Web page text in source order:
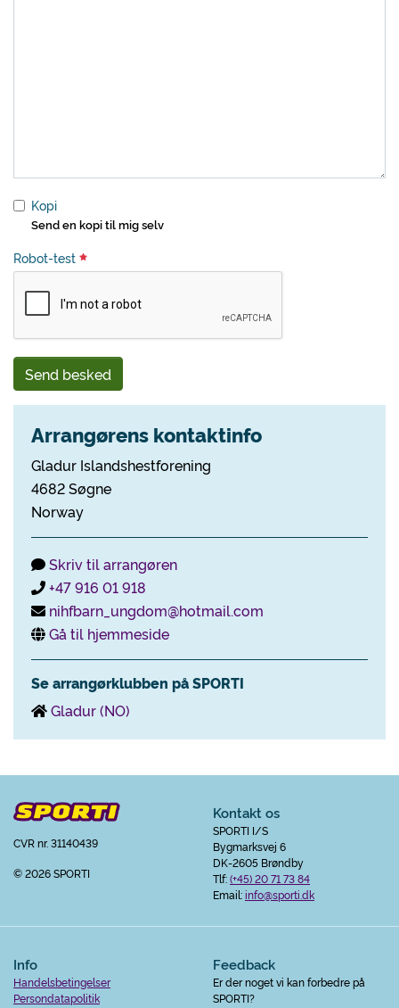
Kopi
Send en kopi til mig selv
Robot-test
Send besked
Arrangørens kontaktinfo
Gladur Islandshestforening
4682 Søgne
Norway
Skriv til arrangøren
+47 916 01 918
nihfbarn_ungdom@hotmail.com
Gå til hjemmeside
Se arrangørklubben på SPORTI
Gladur (NO)
CVR nr. 31140439
© 2026 SPORTI
Kontakt os
SPORTI I/S
Bygmarksvej 6
DK-2605 Brøndby
Tlf:(+45) 20 71 73 84
Email:info@sporti.dk
Info
Handelsbetingelser
Persondatapolitik
Feedback
Er der noget vi kan forbedre på
SPORTI?